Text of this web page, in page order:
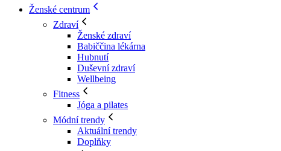
Ženské centrum
Zdraví
Ženské zdraví
Babiččina lékárna
Hubnutí
Duševní zdraví
Wellbeing
Fitness
Jóga a pilates
Módní trendy
Aktuální trendy
Doplňky